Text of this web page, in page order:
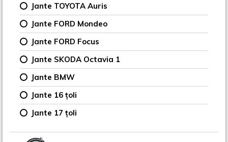
Jante TOYOTA Auris
Jante FORD Mondeo
Jante FORD Focus
Jante SKODA Octavia 1
Jante BMW
Jante 16 țoli
Jante 17 țoli